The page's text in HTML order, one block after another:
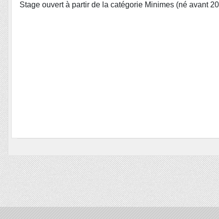
Stage ouvert à partir de la catégorie Minimes (né avant